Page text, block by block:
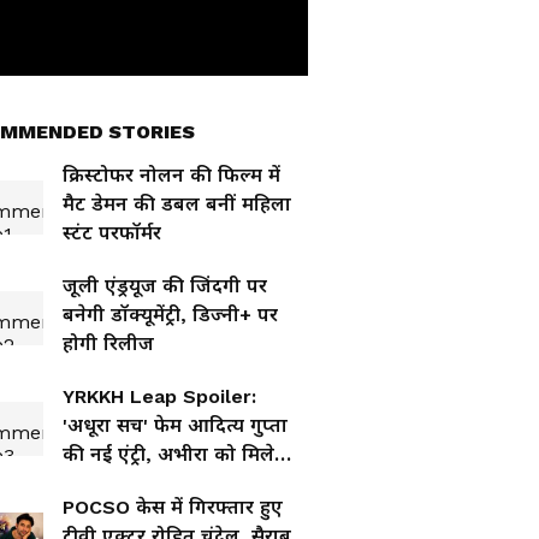
STORIES
क्रिस्टोफर नोलन की फिल्म में
मैट डेमन की डबल बनीं महिला
स्टंट परफॉर्मर
जूली एंड्रयूज की जिंदगी पर
बनेगी डॉक्यूमेंट्री, डिज्नी+ पर
होगी रिलीज
YRKKH Leap Spoiler:
'अधूरा सच' फेम आदित्य गुप्ता
की नई एंट्री, अभीरा को मिलेगा
POCSO केस में गिरफ्तार हुए